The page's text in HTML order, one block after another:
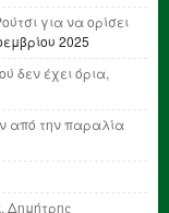
για να ορίσει
2025
δεν έχει όρια,
από την παραλία
Δημήτρης